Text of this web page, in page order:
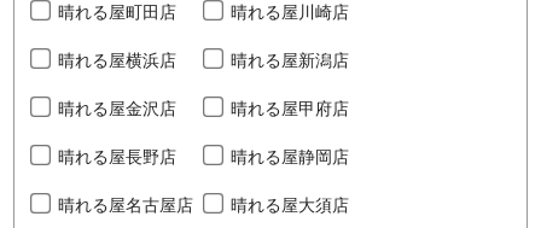
晴れる屋町田店 晴れる屋川崎店
晴れる屋横浜店 晴れる屋新潟店
晴れる屋金沢店 晴れる屋甲府店
晴れる屋長野店 晴れる屋静岡店
晴れる屋名古屋店 晴れる屋大須店